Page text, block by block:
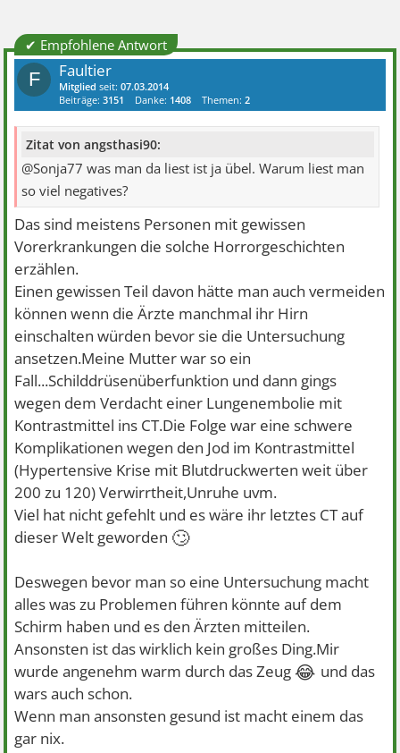
✔ Empfohlene Antwort
F Faultier
Mitglied seit:07.03.2014
Beiträge:3151 Danke: 1408 Themen:2
Zitat von angsthasi90:
@Sonja77 was man da liest ist ja übel. Warum liest man
so viel negatives?
Das sind meistens Personen mit gewissen
Vorerkrankungen die solche Horrorgeschichten
erzählen.
Einen gewissen Teil davon hätte man auch vermeiden
können wenn die Ärzte manchmal ihr Hirn
einschalten würden bevor sie die Untersuchung
ansetzen.Meine Mutter war so ein
Fall...Schilddrüsenüberfunktion und dann gings
wegen dem Verdacht einer Lungenembolie mit
Kontrastmittel ins CT.Die Folge war eine schwere
Komplikationen wegen den Jod im Kontrastmittel
(Hypertensive Krise mit Blutdruckwerten weit über
200 zu 120) Verwirrtheit,Unruhe uvm.
Viel hat nicht gefehlt und es wäre ihr letztes CT auf
dieser Welt geworden 🙄
Deswegen bevor man so eine Untersuchung macht
alles was zu Problemen führen könnte auf dem
Schirm haben und es den Ärzten mitteilen.
Ansonsten ist das wirklich kein großes Ding.Mir
wurde angenehm warm durch das Zeug 😂 und das
wars auch schon.
Wenn man ansonsten gesund ist macht einem das
gar nix.